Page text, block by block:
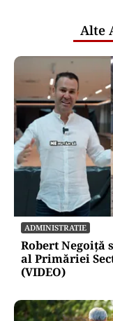
Alte
ADMINISTRATIE
Robert Negoiță
al Primăriei
(VIDEO)